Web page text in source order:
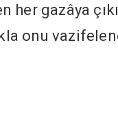
her gazâya
onu